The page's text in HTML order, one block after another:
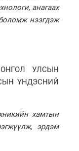
анагаах
нээгдэж
УЛСЫН
ҮНДЭСНИЙ
хамтын
эрдэм